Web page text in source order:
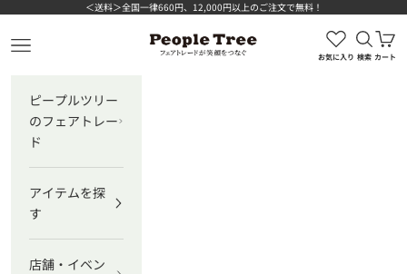
コンテンツへスキップ＜送料＞全国一律660円、12,000円以上のご注文で無料！
ピープルツリー公式オンラインショップ
メニューを開く
お気に入り
検索を
検索
カ
カート
ピープルツリー
のフェアトレー
ド
アイテムを探
す
店舗・イベン